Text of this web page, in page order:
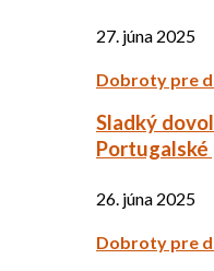
27. júna 2025
Dobroty pre
Sladký
26. júna 2025
Dobroty pre